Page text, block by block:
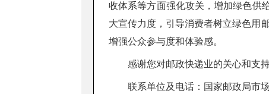
收体系等方面强化攻关，增加绿色供
大宣传力度，引导消费者树立绿色用
增强公众参与度和体验感。
感谢您对邮政快递业的关心和支持
联系单位及电话：国家邮政局市